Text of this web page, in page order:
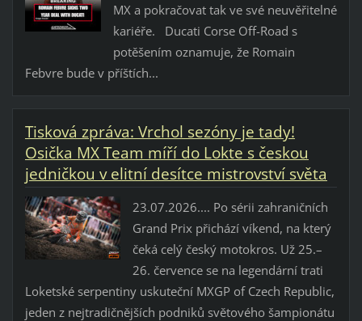
MX a pokračovat tak ve své neuvěřitelné
kariéře. Ducati Corse Off-Road s
potěšením oznamuje, že Romain
Febvre bude v příštích...
Tisková zpráva: Vrchol sezóny je tady!
Osička MX Team míří do Lokte s českou
jedničkou v elitní desítce mistrovství světa
23.07.2026.... Po sérii zahraničních
Grand Prix přichází víkend, na který
čeká celý český motokros. Už 25.–
26. července se na legendární trati
Loketské serpentiny uskuteční MXGP of Czech Republic,
jeden z nejtradičnějších podniků světového šampionátu